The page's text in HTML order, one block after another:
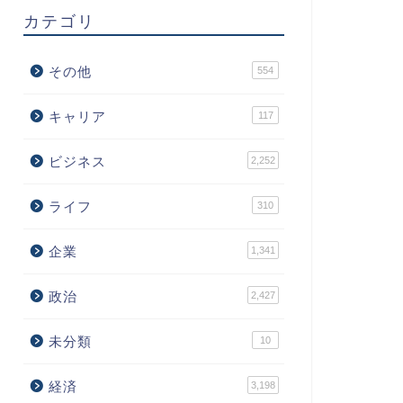
カテゴリ
その他 554
キャリア 117
ビジネス 2,252
ライフ 310
企業 1,341
政治 2,427
未分類 10
経済 3,198